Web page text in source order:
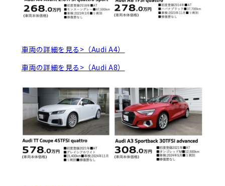
車両の詳細を見る>（Audi A4）
車両の詳細を見る>（Audi A8）